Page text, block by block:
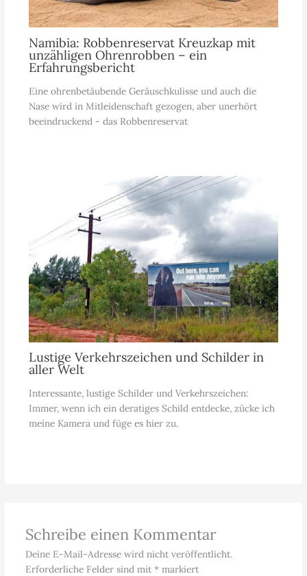
Namibia: Robbenreservat Kreuzkap mit
unzähligen Ohrenrobben – ein
Erfahrungsbericht
Eine ohrenbetäubende Geräuschkulisse und auch die
Nase wird in Mitleidenschaft gezogen, aber unerhört
beeindruckend - das Robbenreservat
Lustige Verkehrszeichen und Schilder in
aller Welt
Interessante, lustige Schilder und Verkehrszeichen:
Immer, wenn ich ein deratiges Schild entdecke, zücke ich
meine Kamera und füge es hier zu.
Schreibe einen Kommentar
Deine E-Mail-Adresse wird nicht veröffentlicht.
Erforderliche Felder sind mit *markiert